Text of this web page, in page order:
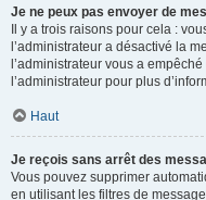
Je ne peux pas envoyer de
Il y a trois raisons pour cela :
l’administrateur a désactivé la
l’administrateur vous a
l’administrateur pour plus
Haut
Je reçois sans arrêt des
Vous pouvez supprimer
en utilisant les filtres de